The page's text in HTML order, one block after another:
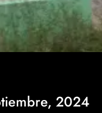
2024